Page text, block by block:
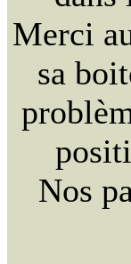
Merci
sa
Nos